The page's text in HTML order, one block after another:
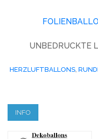
UNBEDRUCKTE
HERZLUFTBALLONS
INFO